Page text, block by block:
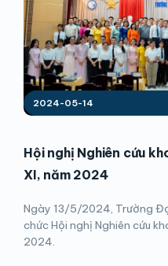
2024-05-14
Hội nghị Nghiên cứu
XI, năm 2024
Ngày 13/5/2024, Trường
chức Hội nghị Nghiên cứu
2024.